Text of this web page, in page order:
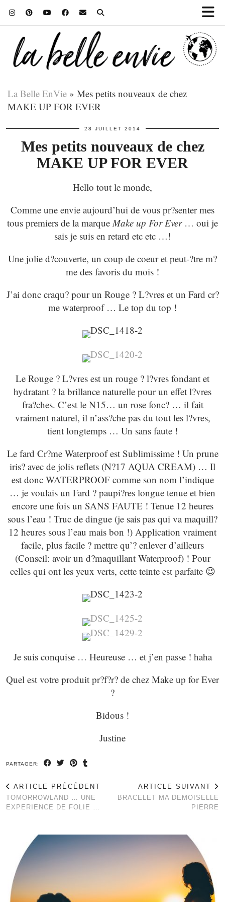
La Belle EnVie » Mes petits nouveaux de chez
MAKE UP FOR EVER
28 JUILLET 2014
Mes petits nouveaux de chez
MAKE UP FOR EVER
Hello tout le monde,
Comme une envie aujourd’hui de vous pr?senter mes
tous premiers de la marqueMake up For Ever… oui je
sais je suis en retard etc etc …!
Une jolie d?couverte, un coup de coeur et peut-?tre m?
me des favoris du mois !
J’ai donc craqu? pour un Rouge ? L?vres et un Fard cr?
me waterproof … Le top du top !
Le Rouge ? L?vres est un rouge ? l?vres fondant et
hydratant ? la brillance naturelle pour un effet l?vres
fra?ches. C’est le N15… un rose fonc? … il fait
vraiment naturel, il n’ass?che pas du tout les l?vres,
tient longtemps … Un sans faute !
Le fard Cr?me Waterproof est Sublimissime ! Un prune
iris? avec de jolis reflets (N?17 AQUA CREAM) … Il
est donc WATERPROOF comme son nom l’indique
… je voulais un Fard ? paupi?res longue tenue et bien
encore une fois un SANS FAUTE ! Tenue 12 heures
sous l’eau ! Truc de dingue (je sais pas qui va maquill?
12 heures sous l’eau mais bon !) Application vraiment
facile, plus facile ? mettre qu’? enlever d’ailleurs
(Conseil: avoir un d?maquillant Waterproof) ! Pour
celles qui ont les yeux verts, cette teinte est parfaite 😉
Je suis conquise … Heureuse … et j’en passe ! haha
Quel est votre produit pr?f?r? de chez Make up for Ever
?
Bidous !
Justine
PARTAGER:
ARTICLE PRÉCÉDENT
TOMORROWLAND … UNE
EXPERIENCE DE FOLIE …
ARTICLE SUIVANT
BRACELET MA DEMOISELLE
PIERRE